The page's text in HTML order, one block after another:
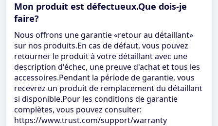
Mon produit est défectueux.Que dois-je
faire?
Nous offrons une garantie «retour au détaillant»
sur nos produits.En cas de défaut, vous pouvez
retourner le produit à votre détaillant avec une
description d'échec, une preuve d'achat et tous les
accessoires.Pendant la période de garantie, vous
recevrez un produit de remplacement du détaillant
si disponible.Pour les conditions de garantie
complètes, vous pouvez consulter:
https://www.trust.com/support/warranty